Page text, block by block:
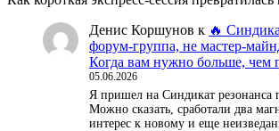
Денис Коршунов к 🔥
форум-группа, не мастер-
Когда вам нужно больше, чем
05.06.2026
Я пришел на Синдикат резонанса
Можно сказать, сработали два
интерес к новому и еще